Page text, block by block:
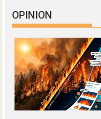
OPINION